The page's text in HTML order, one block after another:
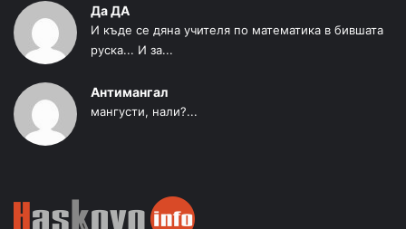
Да ДА
И къде се дяна учителя по математика в бившата
руска... И за...
Антимангал
мангусти, нали?...